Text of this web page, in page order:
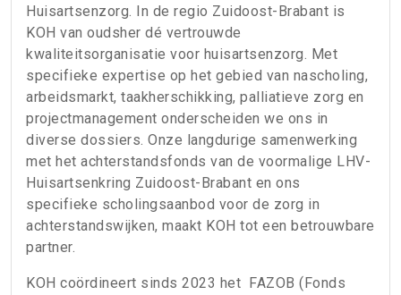
Huisartsenzorg. In de regio Zuidoost-Brabant is
KOH van oudsher dé vertrouwde
kwaliteitsorganisatie voor huisartsenzorg. Met
specifieke expertise op het gebied van nascholing,
arbeidsmarkt, taakherschikking, palliatieve zorg en
projectmanagement onderscheiden we ons in
diverse dossiers. Onze langdurige samenwerking
met het achterstandsfonds van de voormalige LHV-
Huisartsenkring Zuidoost-Brabant en ons
specifieke scholingsaanbod voor de zorg in
achterstandswijken, maakt KOH tot een betrouwbare
partner.
KOH coördineert sinds 2023 het FAZOB (Fonds